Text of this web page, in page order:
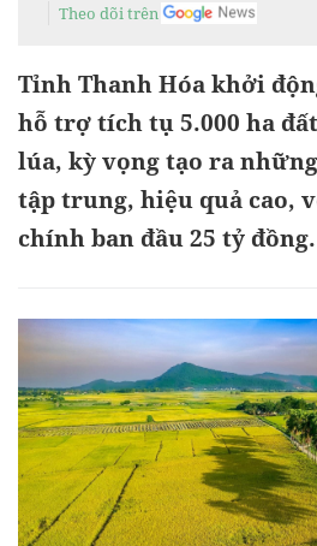
Theo dõi trên
Tỉnh Thanh Hóa khởi
hỗ trợ tích tụ 5.000 ha
lúa, kỳ vọng tạo ra
tập trung, hiệu quả cao,
chính ban đầu 25 tỷ đồng.